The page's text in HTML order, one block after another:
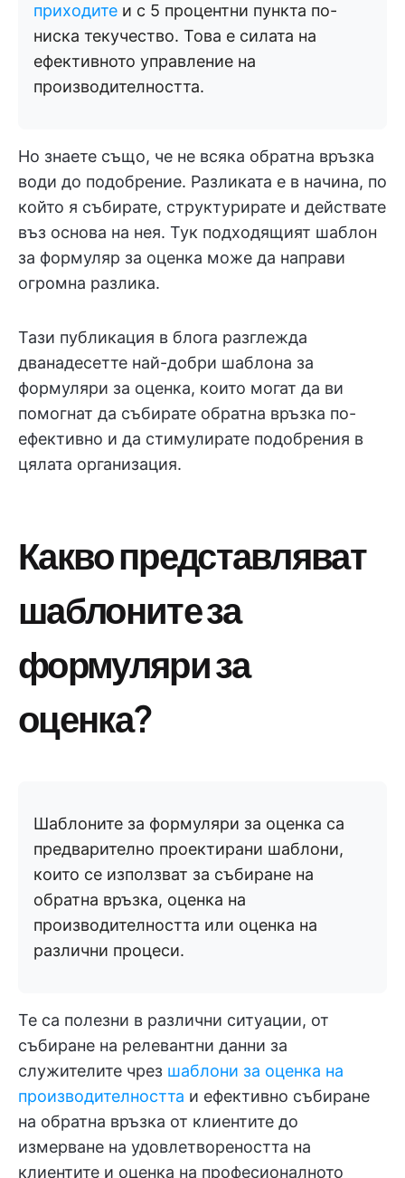
приходите и с 5 процентни пункта по-
ниска текучество. Това е силата на
ефективното управление на
производителността.
Но знаете също, че не всяка обратна връзка
води до подобрение. Разликата е в начина, по
който я събирате, структурирате и действате
въз основа на нея. Тук подходящият шаблон
за формуляр за оценка може да направи
огромна разлика.
Тази публикация в блога разглежда
дванадесетте най-добри шаблона за
формуляри за оценка, които могат да ви
помогнат да събирате обратна връзка по-
ефективно и да стимулирате подобрения в
цялата организация.
Какво представляват
шаблоните за
формуляри за
оценка?
Шаблоните за формуляри за оценка са
предварително проектирани шаблони,
които се използват за събиране на
обратна връзка, оценка на
производителността или оценка на
различни процеси.
Те са полезни в различни ситуации, от
събиране на релевантни данни за
служителите чрез шаблони за оценка на
производителността и ефективно събиране
на обратна връзка от клиентите до
измерване на удовлетвореността на
клиентите и оценка на професионалното